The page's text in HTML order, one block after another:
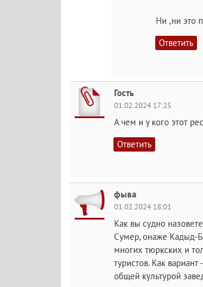
Ни ,ни это
Ответить
Гость
01.02.2024 17:25
А чем и у кого этот
Ответить
фыва
01.02.2024 18:01
Как вы судно
Сумер, онаже Кадыд-
многих тюркских и
туристов. Как
общей культурой